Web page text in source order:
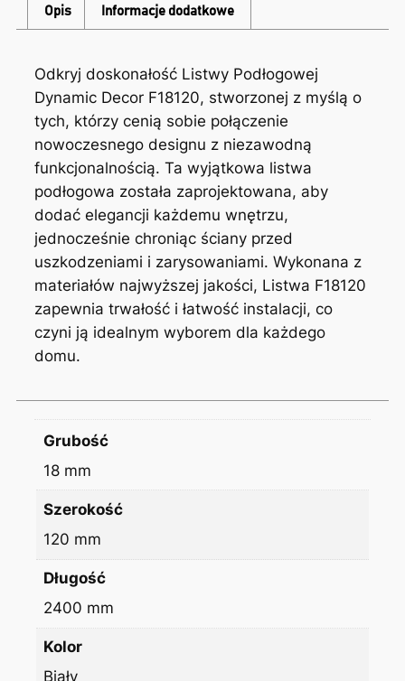
Opis Informacje dodatkowe
Odkryj doskonałość Listwy Podłogowej
Dynamic Decor F18120, stworzonej z myślą o
tych, którzy cenią sobie połączenie
nowoczesnego designu z niezawodną
funkcjonalnością. Ta wyjątkowa listwa
podłogowa została zaprojektowana, aby
dodać elegancji każdemu wnętrzu,
jednocześnie chroniąc ściany przed
uszkodzeniami i zarysowaniami. Wykonana z
materiałów najwyższej jakości, Listwa F18120
zapewnia trwałość i łatwość instalacji, co
czyni ją idealnym wyborem dla każdego
domu.
Grubość
18 mm
Szerokość
120 mm
Długość
2400 mm
Kolor
Biały